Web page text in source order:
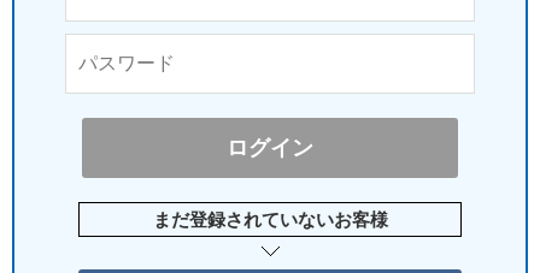
まだ登録されていないお客様